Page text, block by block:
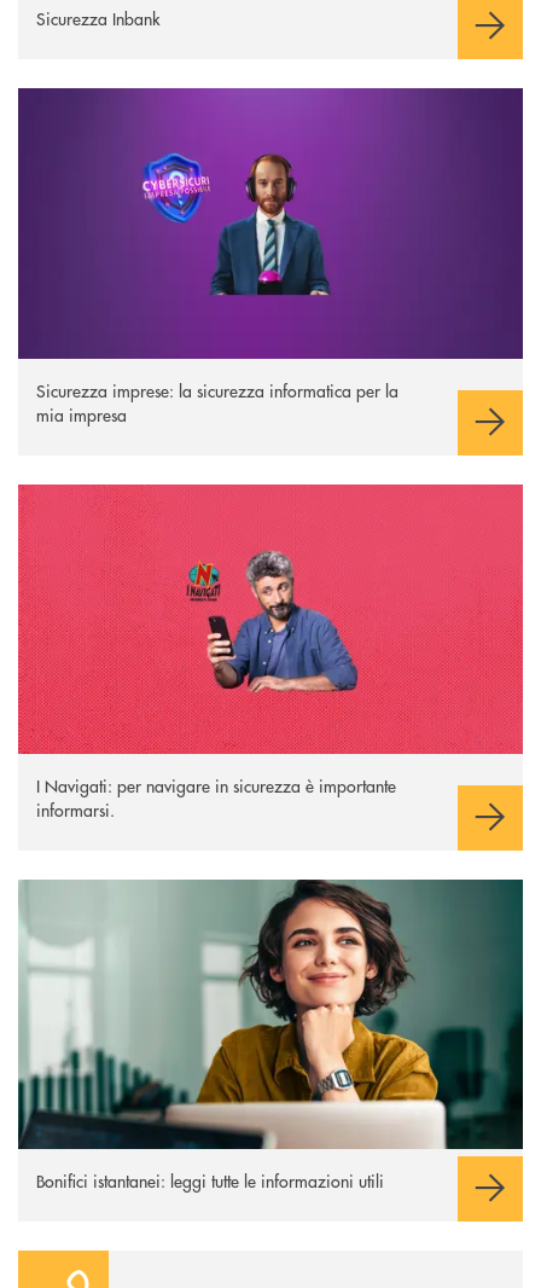
Sicurezza Inbank
Sicurezza imprese: la sicurezza informatica per la
mia impresa
I Navigati
I Navigati: per navigare in sicurezza è importante
informarsi.
Bonifici istantanei: leggi tutte le informazioni utili